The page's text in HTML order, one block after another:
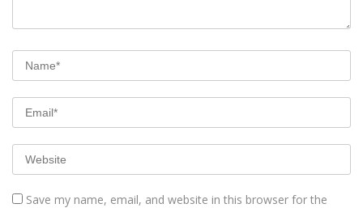
Save my name, email, and website in this browser for the